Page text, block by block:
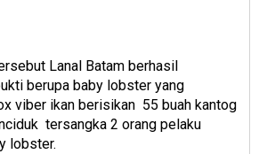
Lanal Batam berhasil
berupa baby lobster yang
viber ikan berisikan 55 buah kantog
tersangka 2 orang pelaku
lobster.